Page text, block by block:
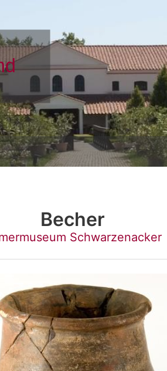
Becher
Schwarzenacker